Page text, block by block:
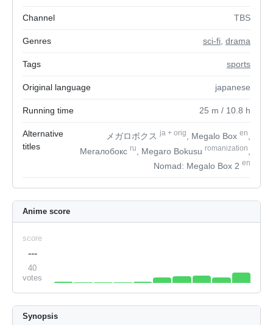
Channel TBS
Genres sci-fi drama
Tags sports
Original language japanese
Running time 25 m / 10.8 h
Alternative
titles
メガロボクスja + orig , Megalo Box en
Мегалобокс ru , Megaro Bokusu romanization
Nomad: Megalo Box 2 en
Anime score
score
---
40
votes
Synopsis